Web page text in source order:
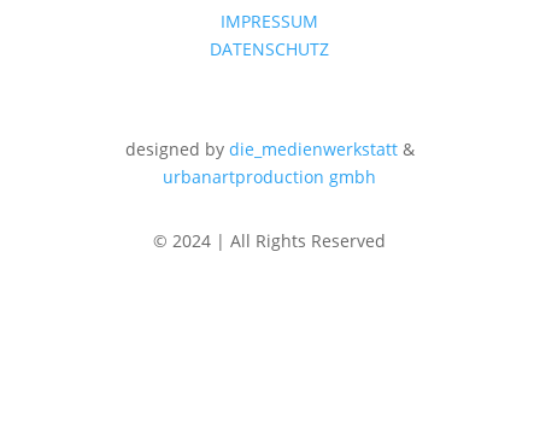
IMPRESSUM
DATENSCHUTZ
designed by die_medienwerkstatt &
urbanartproduction gmbh
© 2024 | All Rights Reserved